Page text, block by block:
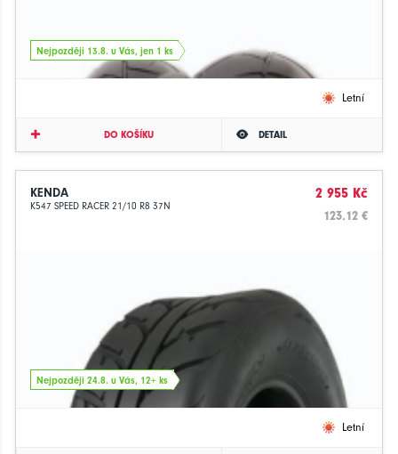
Nejpozději 13.8. u Vás, jen 1 ks
Letní
DO KOŠÍKU DETAIL
KENDA
K547 SPEED RACER 21/10 R8 37N
2 955 Kč
123.12 €
Nejpozději 24.8. u Vás, 12+ ks
Letní